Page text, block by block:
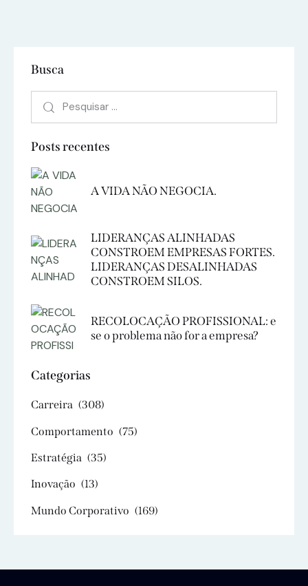
Busca
Posts recentes
A VIDA NÃO NEGOCIA.
LIDERANÇAS ALINHADAS
CONSTROEM EMPRESAS FORTES.
LIDERANÇAS DESALINHADAS
CONSTROEM SILOS.
RECOLOCAÇÃO PROFISSIONAL: e
se o problema não for a empresa?
Categorias
Carreira (308)
Comportamento (75)
Estratégia (35)
Inovação (13)
Mundo Corporativo (169)